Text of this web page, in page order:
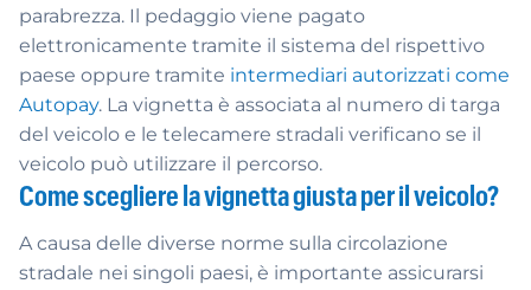
parabrezza. Il pedaggio viene pagato
elettronicamente tramite il sistema del rispettivo
paese oppure tramite intermediari autorizzati come
Autopay. La vignetta è associata al numero di targa
del veicolo e le telecamere stradali verificano se il
veicolo può utilizzare il percorso.
Come scegliere la vignetta giusta per il veicolo?
A causa delle diverse norme sulla circolazione
stradale nei singoli paesi, è importante assicurarsi